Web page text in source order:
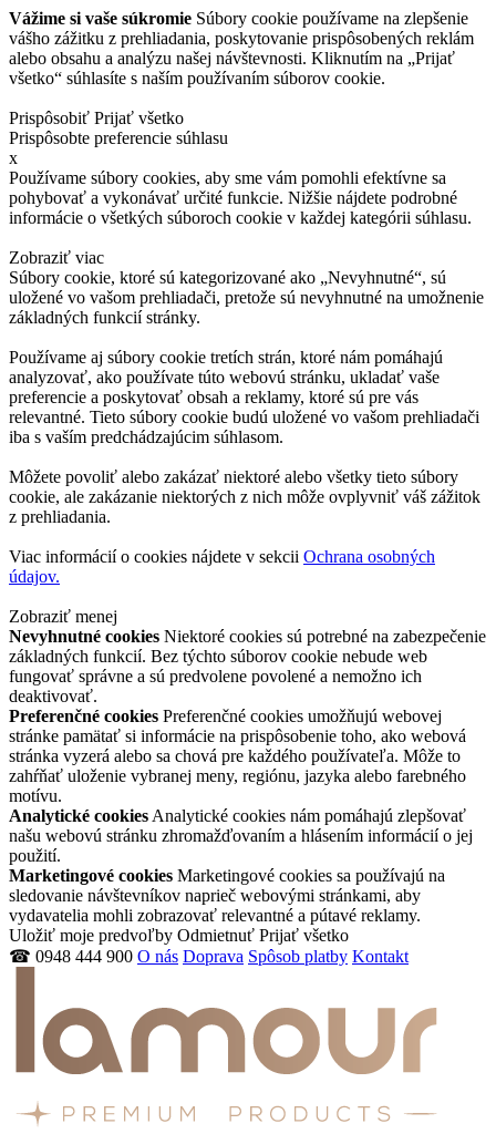
Vážime si vaše súkromie Súbory cookie používame na zlepšenie
vášho zážitku z prehliadania, poskytovanie prispôsobených reklám
alebo obsahu a analýzu našej návštevnosti. Kliknutím na „Prijať
všetko“ súhlasíte s naším používaním súborov cookie.
Prispôsobiť Prijať všetko
Prispôsobte preferencie súhlasu
x
Používame súbory cookies, aby sme vám pomohli efektívne sa
pohybovať a vykonávať určité funkcie. Nižšie nájdete podrobné
informácie o všetkých súboroch cookie v každej kategórii súhlasu.
Zobraziť viac
Súbory cookie, ktoré sú kategorizované ako „Nevyhnutné“, sú
uložené vo vašom prehliadači, pretože sú nevyhnutné na umožnenie
základných funkcií stránky.
Používame aj súbory cookie tretích strán, ktoré nám pomáhajú
analyzovať, ako používate túto webovú stránku, ukladať vaše
preferencie a poskytovať obsah a reklamy, ktoré sú pre vás
relevantné. Tieto súbory cookie budú uložené vo vašom prehliadači
iba s vaším predchádzajúcim súhlasom.
Môžete povoliť alebo zakázať niektoré alebo všetky tieto súbory
cookie, ale zakázanie niektorých z nich môže ovplyvniť váš zážitok
z prehliadania.
Viac informácií o cookies nájdete v sekcii Ochrana osobných
údajov.
Zobraziť menej
Nevyhnutné cookies Niektoré cookies sú potrebné na zabezpečenie
základných funkcií. Bez týchto súborov cookie nebude web
fungovať správne a sú predvolene povolené a nemožno ich
deaktivovať.
Preferenčné cookies Preferenčné cookies umožňujú webovej
stránke pamätať si informácie na prispôsobenie toho, ako webová
stránka vyzerá alebo sa chová pre každého používateľa. Môže to
zahŕňať uloženie vybranej meny, regiónu, jazyka alebo farebného
motívu.
Analytické cookies Analytické cookies nám pomáhajú zlepšovať
našu webovú stránku zhromažďovaním a hlásením informácií o jej
použití.
Marketingové cookies Marketingové cookies sa používajú na
sledovanie návštevníkov naprieč webovými stránkami, aby
vydavatelia mohli zobrazovať relevantné a pútavé reklamy.
Uložiť moje predvoľby Odmietnuť Prijať všetko
☎ 0948 444 900 O nás Doprava Spôsob platby Kontakt